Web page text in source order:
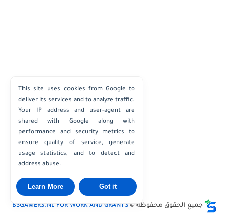
جميع الحقوق محفوظة © BSGAMERS.NL FOR WORK AND GRANTS
This site uses cookies from Google to
deliver its services and to analyze traffic.
Your IP address and user-agent are
shared with Google along with
performance and security metrics to
ensure quality of service, generate
usage statistics, and to detect and
address abuse.
Learn More Got it